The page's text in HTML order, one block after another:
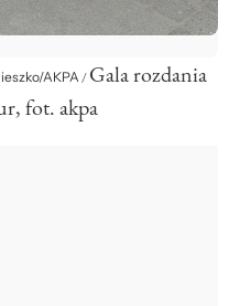
AKPA/Gala rozdania
fot. akpa